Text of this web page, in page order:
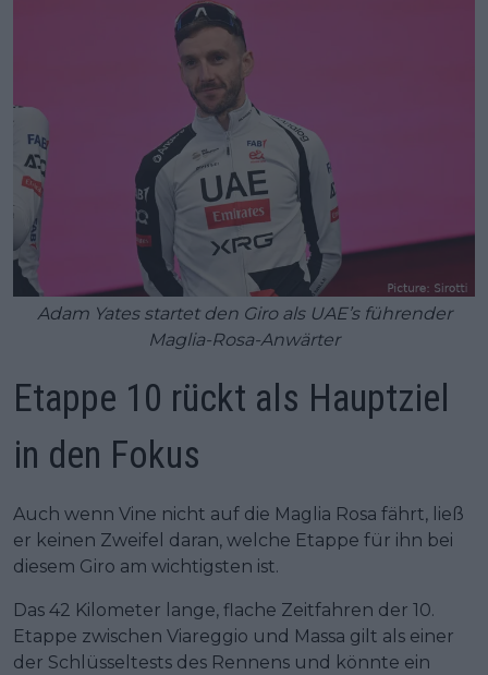
Adam Yates startet den Giro als UAE’s führender
Maglia-Rosa-Anwärter
Etappe 10 rückt als Hauptziel
in den Fokus
Auch wenn Vine nicht auf die Maglia Rosa fährt, ließ
er keinen Zweifel daran, welche Etappe für ihn bei
diesem Giro am wichtigsten ist.
Das 42 Kilometer lange, flache Zeitfahren der 10.
Etappe zwischen Viareggio und Massa gilt als einer
der Schlüsseltests des Rennens und könnte ein